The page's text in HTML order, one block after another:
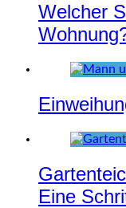
Welcher
Eine